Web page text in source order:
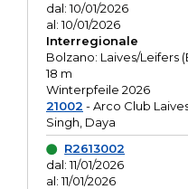
dal: 10/01/2026
al: 10/01/2026
Interregionale
Bolzano: Laives/Leifers
18 m
Winterpfeile 2026
21002 - Arco Club
Singh, Daya
R2613002
dal: 11/01/2026
al: 11/01/2026